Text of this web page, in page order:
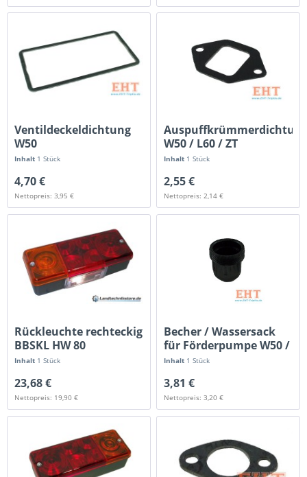
Ventildeckeldichtung
W50
Inhalt 1 Stück
4,70 €
Nettopreis: 3,95 €
W50 / L60 / ZT
Inhalt 1 Stück
2,55 €
Nettopreis: 2,14 €
Rückleuchte rechteckig
BBSKL HW 80
Inhalt 1 Stück
23,68 €
Nettopreis: 19,90 €
Becher / Wassersack
für Förderpumpe W50 /
ZT
Inhalt 1 Stück
3,81 €
Nettopreis: 3,20 €